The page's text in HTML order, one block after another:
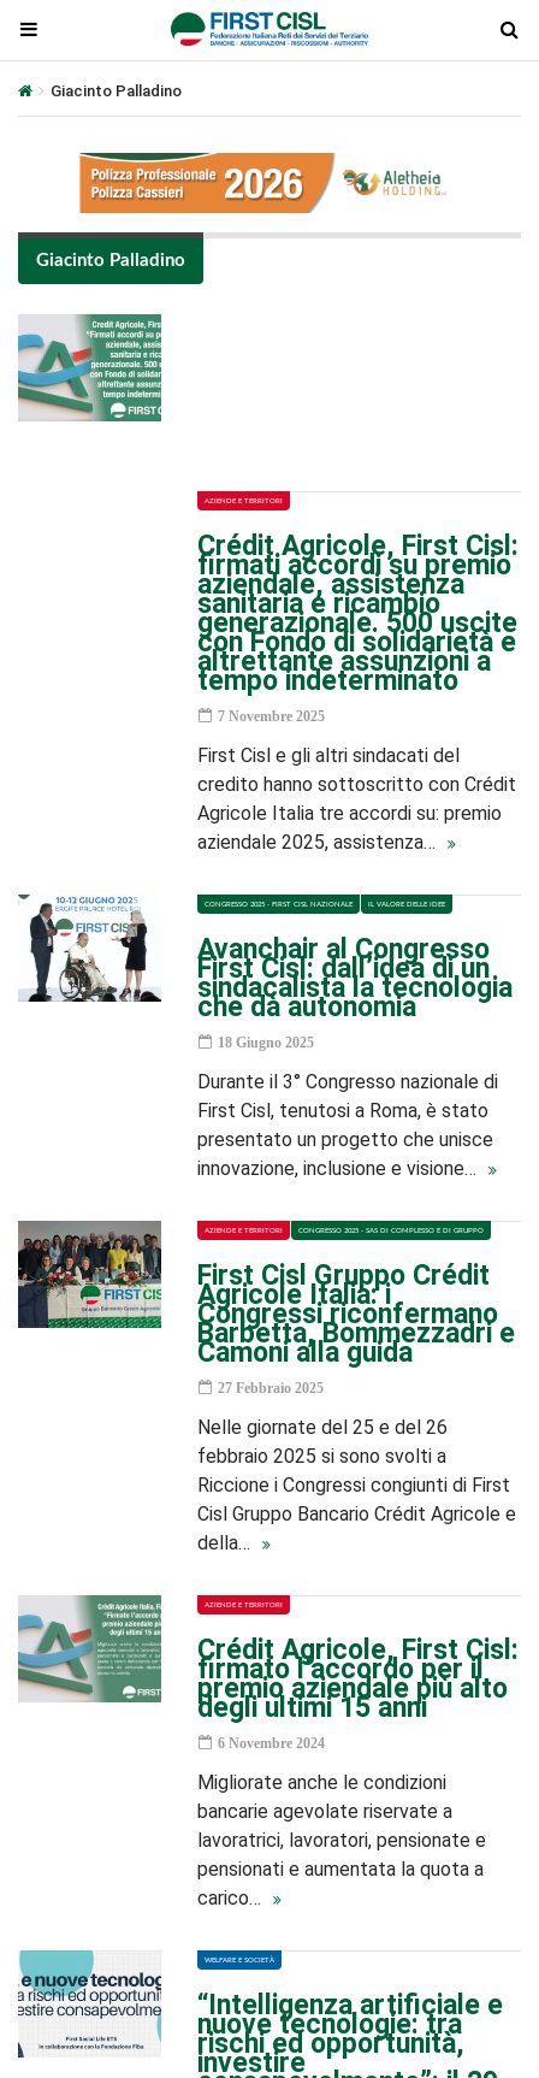
Giacinto Palladino
Giacinto Palladino
AZIENDE E TERRITORI
Crédit Agricole, First Cisl:
firmati accordi su premio
aziendale, assistenza
sanitaria e ricambio
generazionale. 500 uscite
con Fondo di solidarietà e
altrettante assunzioni a
tempo indeterminato
7 Novembre 2025
First Cisl e gli altri sindacati del
credito hanno sottoscritto con Crédit
Agricole Italia tre accordi su: premio
aziendale 2025, assistenza…
CONGRESSO 2025 - FIRST CISL NAZIONALE IL VALORE DELLE IDEE
Avanchair al Congresso
First Cisl: dall’idea di un
sindacalista la tecnologia
che dà autonomia
18 Giugno 2025
Durante il 3° Congresso nazionale di
First Cisl, tenutosi a Roma, è stato
presentato un progetto che unisce
innovazione, inclusione e visione…
AZIENDE E TERRITORI CONGRESSO 2025 - SAS DI COMPLESSO E DI GRUPPO
First Cisl Gruppo Crédit
Agricole Italia: i
Congressi riconfermano
Barbetta, Bommezzadri e
Camoni alla guida
27 Febbraio 2025
Nelle giornate del 25 e del 26
febbraio 2025 si sono svolti a
Riccione i Congressi congiunti di First
Cisl Gruppo Bancario Crédit Agricole e
della…
AZIENDE E TERRITORI
Crédit Agricole, First Cisl:
firmato l’accordo per il
premio aziendale più alto
degli ultimi 15 anni
6 Novembre 2024
Migliorate anche le condizioni
bancarie agevolate riservate a
lavoratrici, lavoratori, pensionate e
pensionati e aumentata la quota a
carico…
WELFARE E SOCIETÀ
“Intelligenza artificiale e
nuove tecnologie: tra
rischi ed opportunità,
investire